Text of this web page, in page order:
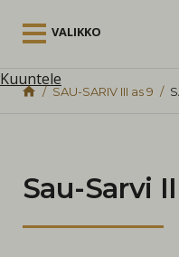
VALIKKO
Kuuntele
SAU-SARIV III as 9
Sau-Sarvi